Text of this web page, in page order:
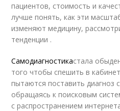
пациентов, стоимость и
лучше понять, как эти
изменяют медицину,
тенденции .
Самодиагностикастала
того чтобы спешить в
пытаются поставить диагноз
обращаясь к поисковым
с распространением